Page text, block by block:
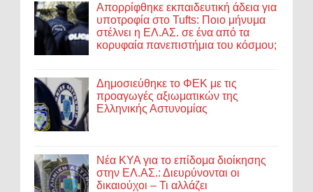
Απορρίφθηκε εκπαιδευτική άδεια για
υποτροφία στο Tufts: Ποιο μήνυμα
στέλνει η ΕΛ.ΑΣ. σε ένα από τα
κορυφαία πανεπιστήμια του κόσμου;
Δημοσιεύθηκε το ΦΕΚ με τις
προαγωγές αξιωματικών της
Ελληνικής Αστυνομίας
Νέα ΚΥΑ για το επίδομα διοίκησης
στην ΕΛ.ΑΣ.: Διευρύνονται οι
δικαιούχοι – Τι αλλάζει